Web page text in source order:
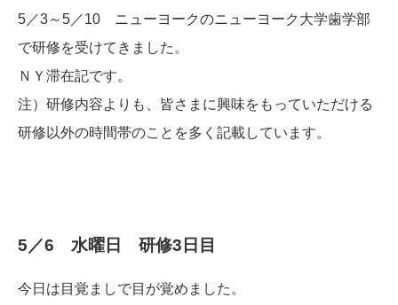
5／3～5／10 ニューヨークのニューヨーク大学歯学部
で研修を受けてきました。
ＮＹ滞在記です。
注）研修内容よりも、皆さまに興味をもっていただける
研修以外の時間帯のことを多く記載しています。
5／6 水曜日 研修3日目
今日は目覚ましで目が覚めました。